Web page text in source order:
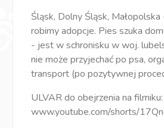
Śląsk, Dolny Śląsk,
robimy adopcje. Pies szuka
- jest w schronisku w woj.
nie może przyjechać po psa,
transport (po pozytywnej
ULVAR do obejrzenia na filmiku:
www.youtube.com/shorts/